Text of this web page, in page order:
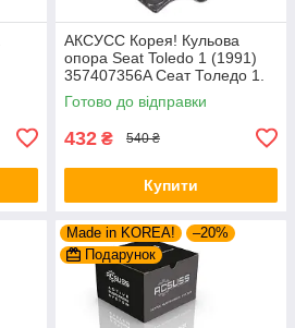
AКСУСС Корея! Кульова
опора Seat Toledo 1 (1991)
357407356A Сеат Толедо 1.
Aксусс Корея - Оригинал!
Готово до відправки
432 ₴ 540 ₴
Купити
Made in KOREA!
–20%
Подарунок